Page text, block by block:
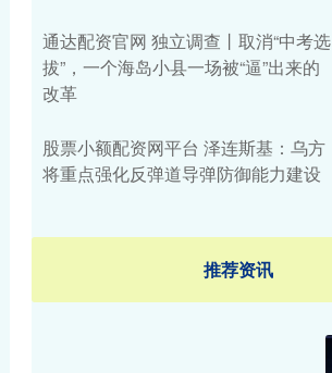
通达配资官网 独立调查丨取消“中考选
拔”，一个海岛小县一场被“逼”出来的
改革
股票小额配资网平台 泽连斯基：乌方
将重点强化反弹道导弹防御能力建设
推荐资讯